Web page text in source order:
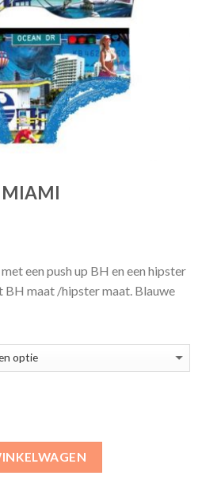
MIAMI
een push up BH en een hipster
maat /hipster maat. Blauwe